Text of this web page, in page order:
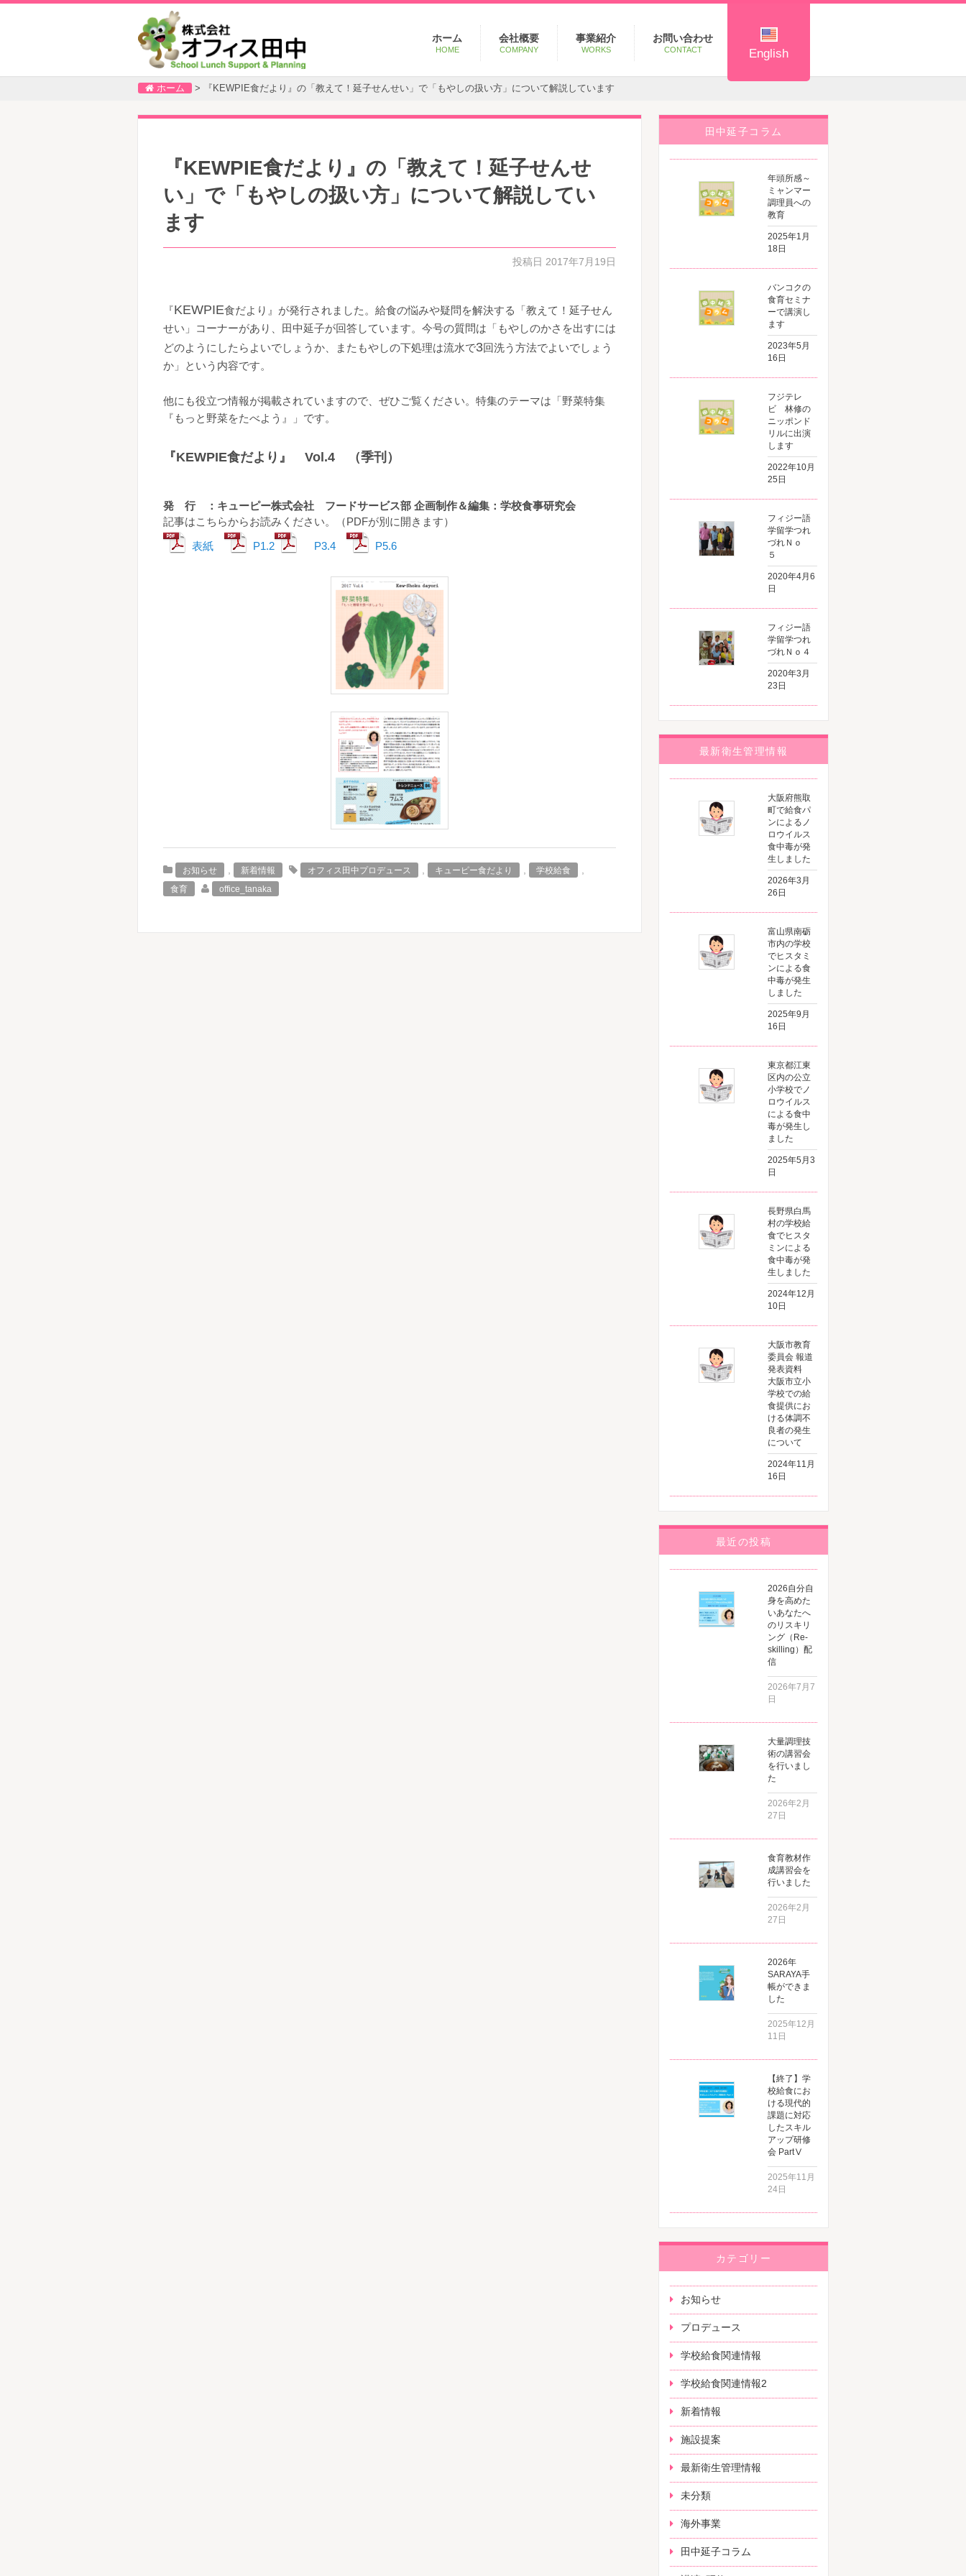
Main
menuSkip
to
ホーム
HOME
会社概要
COMPANY
事業紹介
WORKS
お問い合わせ
CONTACT English
ホーム > 『KEWPIE食だより』の「教えて！延子せんせい」で「もやしの扱い方」について解説しています
『KEWPIE食だより』の「教えて！延子せんせ
い」で「もやしの扱い方」について解説してい
ます
投稿日 2017年7月19日
『KEWPIE食だより』が発行されました。給食の悩みや疑問を解決する「教えて！延子せん
せい」コーナーがあり、田中延子が回答しています。今号の質問は「もやしのかさを出すには
どのようにしたらよいでしょうか、またもやしの下処理は流水で3回洗う方法でよいでしょう
か」という内容です。
他にも役立つ情報が掲載されていますので、ぜひご覧ください。特集のテーマは「野菜特集
『もっと野菜をたべよう』」です。
『KEWPIE食だより』 Vol.4 （季刊）
発 行 ：キューピー株式会社 フードサービス部 企画制作＆編集：学校食事研究会
記事はこちらからお読みください。（PDFが別に開きます）
表紙
P1.2 P3.4 P5.6
お知らせ , 新着情報 オフィス田中プロデュース , キューピー食だより , 学校給食 ,
食育 office_tanaka
田中延子コラム
年頭所感～
ミャンマー
調理員への
教育
2025年1月
18日
バンコクの
食育セミナ
ーで講演し
ます
2023年5月
16日
フジテレ
ビ 林修の
ニッポンド
リルに出演
します
2022年10月
25日
フィジー語
学留学つれ
づれＮｏ
５
2020年4月6
日
フィジー語
学留学つれ
づれＮｏ４
2020年3月
23日
最新衛生管理情報
大阪府熊取
町で給食パ
ンによるノ
ロウイルス
食中毒が発
生しました
2026年3月
26日
富山県南砺
市内の学校
でヒスタミ
ンによる食
中毒が発生
しました
2025年9月
16日
東京都江東
区内の公立
小学校でノ
ロウイルス
による食中
毒が発生し
ました
2025年5月3
日
長野県白馬
村の学校給
食でヒスタ
ミンによる
食中毒が発
生しました
2024年12月
10日
大阪市教育
委員会 報道
発表資料
大阪市立小
学校での給
食提供にお
ける体調不
良者の発生
について
2024年11月
16日
最近の投稿
2026自分自
身を高めた
いあなたへ
のリスキリ
ング（Re-
skilling）配
信
2026年7月7
日
大量調理技
術の講習会
を行いまし
た
2026年2月
27日
食育教材作
成講習会を
行いました
2026年2月
27日
2026年
SARAYA手
帳ができま
した
2025年12月
11日
【終了】学
校給食にお
ける現代的
課題に対応
したスキル
アップ研修
会 PartⅤ
2025年11月
24日
カテゴリー
お知らせ
プロデュース
学校給食関連情報
学校給食関連情報2
新着情報
施設提案
最新衛生管理情報
未分類
海外事業
田中延子コラム